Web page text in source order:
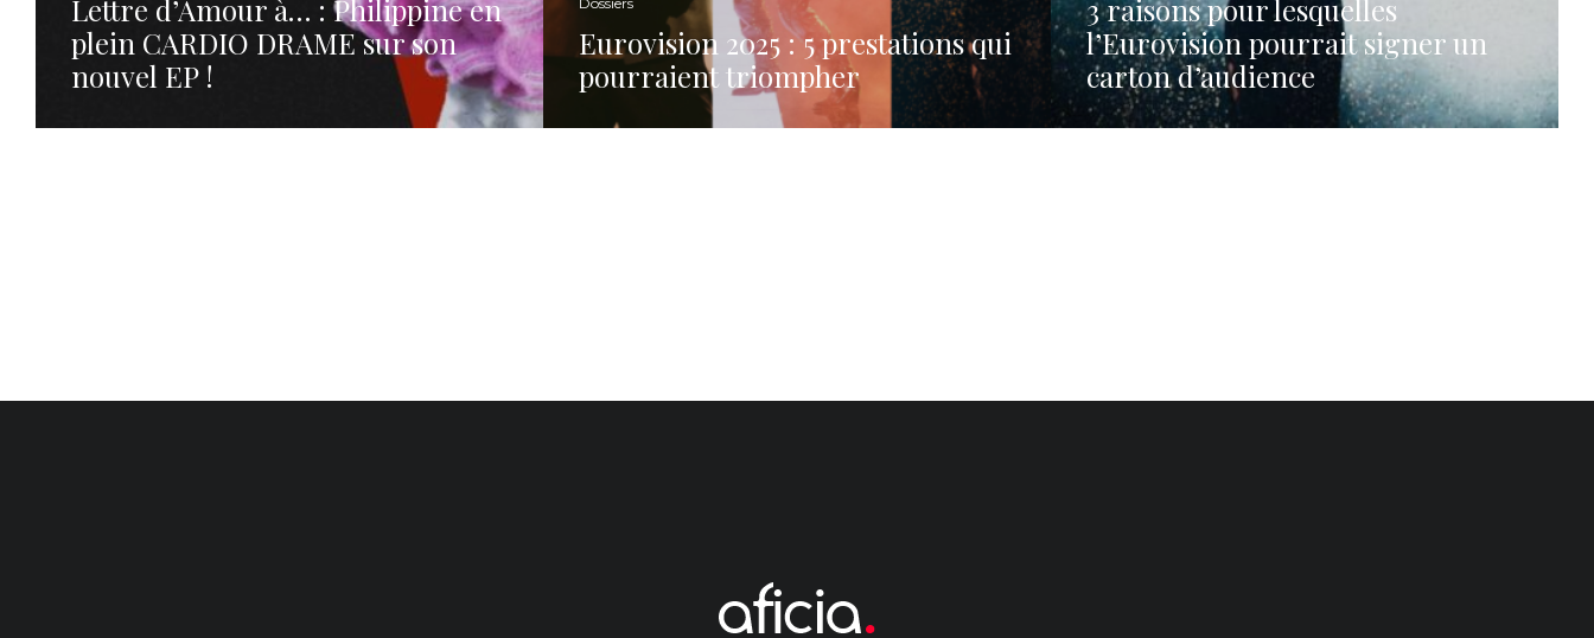
Lettre d’Amour à… : Philippine en
plein CARDIO DRAME sur son
nouvel EP !
Eurovision 2025 : 5 prestations qui
pourraient triompher
3 raisons pour lesquelles
l’Eurovision pourrait signer un
carton d’audience